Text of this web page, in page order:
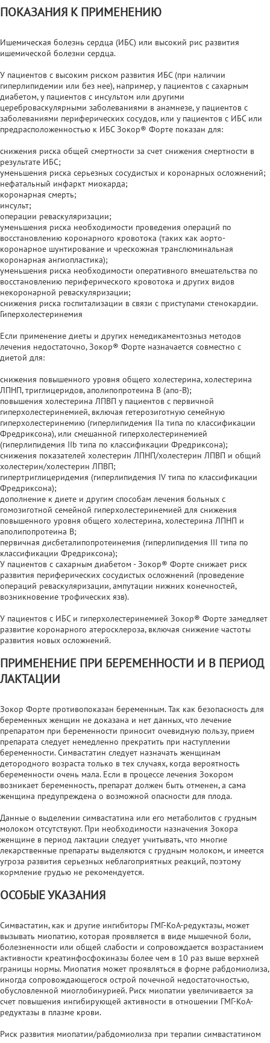
ПОКАЗАНИЯ К ПРИМЕНЕНИЮ
Ишемическая болезнь сердца (ИБС) или высокий рис развития
ишемической болезни сердца.
У пациентов с высоким риском развития ИБС (при наличии
гиперлипидемии или без нее), например, у пациентов с сахарным
диабетом, у пациентов с инсультом или другими
цереброваскулярными заболеваниями в анамнезе, у пациентов с
заболеваниями периферических сосудов, или у пациентов с ИБС или
предрасположенностью к ИБС Зокор® Форте показан для:
снижения риска общей смертности за счет снижения смертности в
результате ИБС;
уменьшения риска серьезных сосудистых и коронарных осложнений;
нефатальный инфаркт миокарда;
коронарная смерть;
инсульт;
операции реваскуляризации;
уменьшения риска необходимости проведения операций по
восстановлению коронарного кровотока (таких как аорто-
коронарное шунтирование и чрескожная транслюминальная
коронарная ангиопластика);
уменьшения риска необходимости оперативного вмешательства по
восстановлению периферического кровотока и других видов
некоронарной реваскуляризации;
снижения риска госпитализации в связи с приступами стенокардии.
Гиперхолестеринемия
Если применение диеты и других немедикаментозныз методов
лечения недостаточно, Зокор® Форте назначается совместно с
диетой для:
снижения повышенного уровня общего холестерина, холестерина
ЛПНП, триглицеридов, аполипопротеина В (апо-В);
повышения холестерина ЛПВП у пациентов с первичной
гиперхолестеринемией, включая гетерозиготную семейную
гиперхолестеринемию (гиперлипидемия IIа типа по классификации
Фредриксона), или смешанной гиперхолестеринемией
(гиперлипидемия IIb типа по классификации Фредриксона);
снижения показателей холестерин ЛПНП/холестерин ЛПВП и общий
холестерин/холестерин ЛПВП;
гипертриглицеридемия (гиперлипидемия IV типа по классификации
Фредриксона);
дополнение к диете и другим способам лечения больных с
гомозиготной семейной гиперхолестеринемией для снижения
повышенного уровня общего холестерина, холестерина ЛПНП и
аполипопротеина В;
первичная дисбеталипопротеинемия (гиперлипидемия III типа по
классификации Фредриксона);
У пациентов с сахарным диабетом - Зокор® Форте снижает риск
развития периферических сосудистых осложнений (проведение
операций реваскуляризации, ампутации нижних конечностей,
возникновение трофических язв).
У пациентов с ИБС и гиперхолестеринемией Зокор® Форте замедляет
развитие коронарного атеросклероза, включая снижение частоты
развития новых осложнений.
ПРИМЕНЕНИЕ ПРИ БЕРЕМЕННОСТИ И В ПЕРИОД
ЛАКТАЦИИ
Зокор Форте противопоказан беременным. Так как безопасность для
беременных женщин не доказана и нет данных, что лечение
препаратом при беременности приносит очевидную пользу, прием
препарата следует немедленно прекратить при наступлении
беременности. Симвастатин следует назначать женщинам
детородного возраста только в тех случаях, когда вероятность
беременности очень мала. Если в процессе лечения Зокором
возникает беременность, препарат должен быть отменен, а сама
женщина предупреждена о возможной опасности для плода.
Данные о выделении симвастатина или его метаболитов с грудным
молоком отсутствуют. При необходимости назначения Зокора
женщине в период лактации следует учитывать, что многие
лекарственные препараты выделяются с грудным молоком, и имеется
угроза развития серьезных неблагоприятных реакций, поэтому
кормление грудью не рекомендуется.
ОСОБЫЕ УКАЗАНИЯ
Симвастатин, как и другие ингибиторы ГМГ-КоА-редуктазы, может
вызывать миопатию, которая проявляется в виде мышечной боли,
болезненности или общей слабости и сопровождается возрастанием
активности креатинфосфокиназы более чем в 10 раз выше верхней
границы нормы. Миопатия может проявляться в форме рабдомиолиза,
иногда сопровождающегося острой почечной недостаточностью,
обусловленной миоглобинурией. Риск миопатии увеличивается за
счет повышения ингибирующей активности в отношении ГМГ-КоА-
редуктазы в плазме крови.
Риск развития миопатии/рабдомиолиза при терапии симвастатином